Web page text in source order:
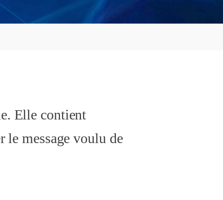
Elle contient
le message voulu de